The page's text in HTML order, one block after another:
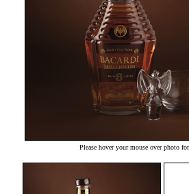
Please hover your mouse over photo